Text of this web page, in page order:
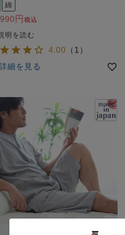
綿
税込
4.00 （ 1 ）
細を見る